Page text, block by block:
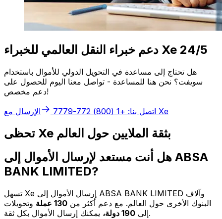
دعم خبراء النقل العالمي للخبراء Xe 24/5
هل تحتاج إلى مساعدة في التحويل الدولي للأموال باستخدام
سويفت؟ نحن هنا للمساعدة - تواصل معنا اليوم للحصول على
دعم مخصص!
اتصل بنا: +1 (800) 772-7779 الإرسال مع Xe
تحظى Xe بثقة الملايين حول العالم
هل أنت مستعد لإرسال الأموال إلى ABSA
BANK LIMITED?
تسهل Xe إرسال الأموال إلى ABSA BANK LIMITED وآلاف
البنوك الأخرى حول العالم. مع دعم أكثر من 130 عملة
وتحويلات
إلى 190 دولة،
يمكنك إرسال الأموال بكل ثقة.